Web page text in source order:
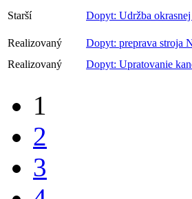
Starší
Dopyt: realizacia
Starší Dopyt: Udržba okrasnej
Realizovaný
Dopyt: preprava stroja
1
2
3